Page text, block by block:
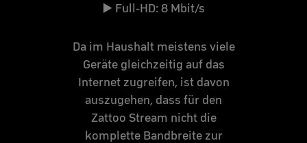
▶️ Full-HD: 8 Mbit/s
Da im Haushalt meistens viele
Geräte gleichzeitig auf das
Internet zugreifen, ist davon
auszugehen, dass für den
Zattoo Stream nicht die
komplette Bandbreite zur